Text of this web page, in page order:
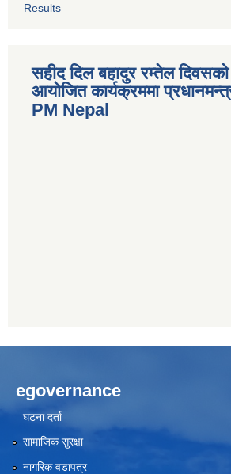
Results
सहीद दिल बहादुर रम्तेल
आयोजित कार्यक्रममा
PM Nepal
egovernance
घटना दर्ता
सामाजिक सुरक्षा
नागरिक वडापत्र